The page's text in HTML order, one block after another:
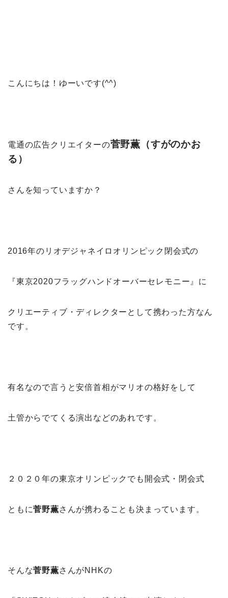
こんにちは！ゆーいです(^^)
電通の広告クリエイターの菅野薫（すがのかお
る）
さんを知っていますか？
2016年のリオデジャネイロオリンピック閉会式の
『東京2020フラッグハンドオーバーセレモニー』に
クリエーティブ・ディレクターとして携わった方なん
です。
有名なので言うと安倍首相がマリオの格好をして
土管からでてくる演出などのあれです。
２０２０年の東京オリンピックでも開会式・閉会式
ともに菅野薫さんが携わることも決まっています。
そんな菅野薫さんがNHKの